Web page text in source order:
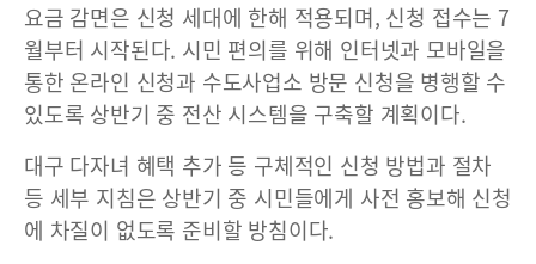
요금 감면은 신청 세대에 한해 적용되며, 신청 접수는 7
월부터 시작된다. 시민 편의를 위해 인터넷과 모바일을
통한 온라인 신청과 수도사업소 방문 신청을 병행할 수
있도록 상반기 중 전산 시스템을 구축할 계획이다.
대구 다자녀 혜택 추가 등 구체적인 신청 방법과 절차
등 세부 지침은 상반기 중 시민들에게 사전 홍보해 신청
에 차질이 없도록 준비할 방침이다.